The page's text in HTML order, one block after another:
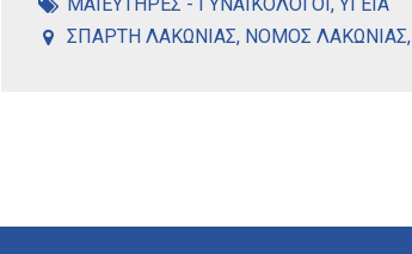
ΣΠΑΡΤΗ ΛΑΚΩΝΙΑΣ, ΝΟΜΟΣ ΛΑΚΩΝΙΑΣ,